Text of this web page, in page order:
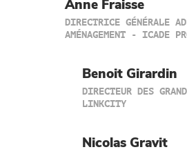
Anne Fraisse
DIRECTRICE GÉNÉRALE
AMÉNAGEMENT - ICADE
Benoit Girardin
DIRECTEUR DES
LINKCITY
Nicolas Gravit